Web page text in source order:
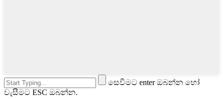
සෙවීමට enter ඔබන්න හෝ
වැසීමට ESC ඔබන්න.